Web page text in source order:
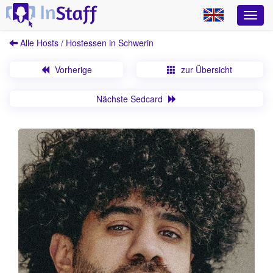
Alle Hosts / Hostessen in Schwerin
Vorherige zur Übersicht
Nächste Sedcard